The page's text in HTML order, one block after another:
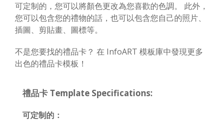
可定制的，您可以將顏色更改為您喜歡的色調。 此外，
您可以包含您的禮物的話，也可以包含您自己的照片、
插圖、剪貼畫、圖標等。
不是您要找的禮品卡？ 在 InfoART 模板庫中發現更多
出色的禮品卡模板！
禮品卡 Template Specifications:
可定制的：